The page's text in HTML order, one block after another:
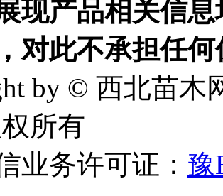
现产品相关信
对此不承担任
by © 西北苗木
所有
业务许可证： 豫